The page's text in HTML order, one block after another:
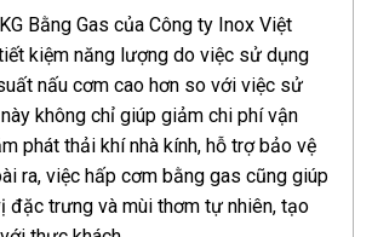
Bằng Gas của Công ty Inox Việt
kiệm năng lượng do việc sử dụng
nấu cơm cao hơn so với việc sử
không chỉ giúp giảm chi phí vận
phát thải khí nhà kính, hỗ trợ bảo vệ
ra, việc hấp cơm bằng gas cũng giúp
đặc trưng và mùi thơm tự nhiên, tạo